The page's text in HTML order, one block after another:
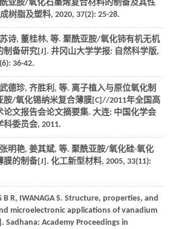
亚胺/氧化石墨烯复合材料的制备及其性
树脂及塑料, 2020, 37(2): 25-28.
诗, 董桂林, 等. 聚酰亚胺/氧化铈有机无机
制备研究[J]. 井冈山大学学报: 自然科学版,
36-42.
德珍, 齐胜利, 等. 离子植入与原位氧化制
胺/氧化锡纳米复合薄膜[C]//2011年全国高
论文报告会论文摘要集. 大连: 中国化学会
科委员会, 2011.
明艳, 姜其斌, 等. 聚酰亚胺/氧化硅-氧化
膜的制备[J]. 化工新型材料, 2005, 33(11):
B R, IWANAGA S. Structure, properties, and
microelectronic applications of vanadium
Sadhana: Academy Proceedings in